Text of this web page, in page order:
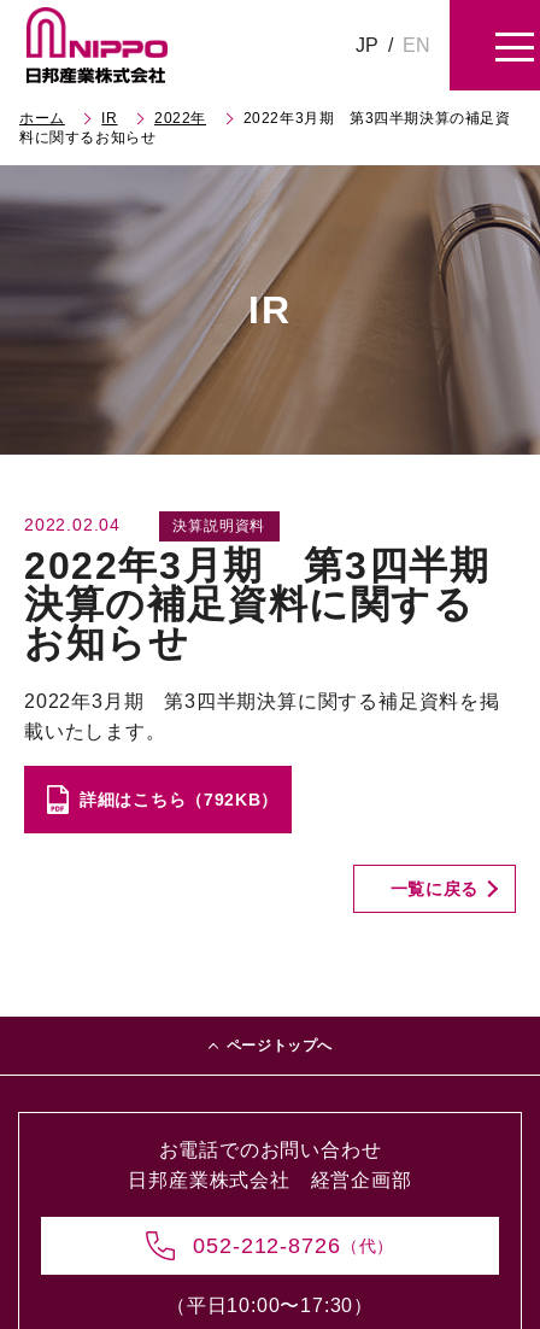
JP / EN
ホーム IR 2022年
2022年3月期 第3四半期決算の補足資
料に関するお知らせ
IR
2022.02.04 決算説明資料
2022年3月期 第3四半期
決算の補足資料に関する
お知らせ
2022年3月期 第3四半期決算に関する補足資料を掲
載いたします。
詳細はこちら（792KB）
一覧に戻る
ページトップへ
お電話でのお問い合わせ
日邦産業株式会社 経営企画部
052-212-8726 （代）
（平日10:00〜17:30）